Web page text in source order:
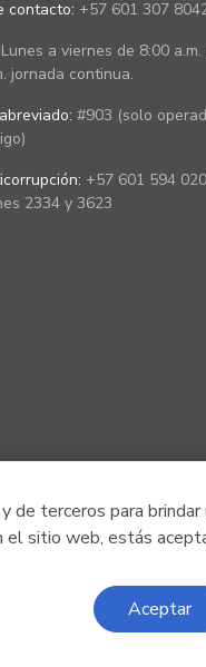
de terceros para brindar
el sitio web, estás
Aceptar
contacto: +57 601 307
Lunes a viernes de 8:00
jornada continua.
#903 (solo
+57 601 594
2334 y 3623